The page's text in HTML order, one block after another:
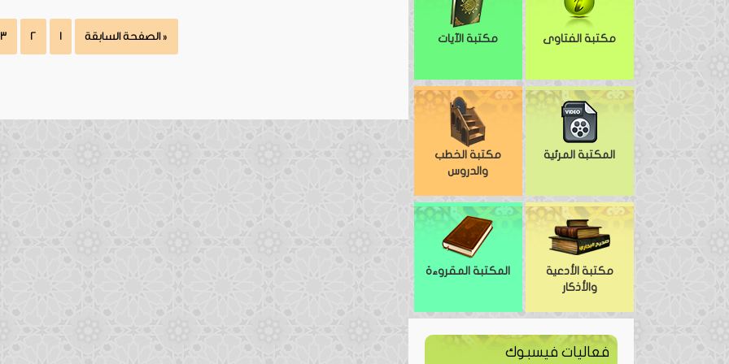
« الصفحة السابقة 1
2
3 مكتبة الفتاوى مكتبة الآيات
المكتبة المرئية
مكتبة الخطب
والدروس
مكتبة الأدعية
والأذكار
المكتبة المقروءة
فعاليات فيسبوك